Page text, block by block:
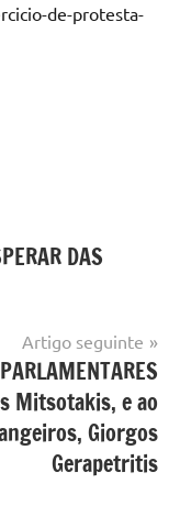
de-protesta-
DAS
Artigo seguinte
Mitsotakis, e ao
Giorgos
Gerapetritis